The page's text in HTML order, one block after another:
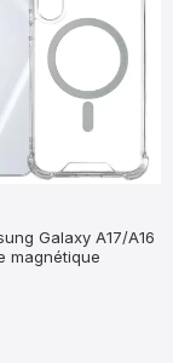
Galaxy A17/A16
magnétique